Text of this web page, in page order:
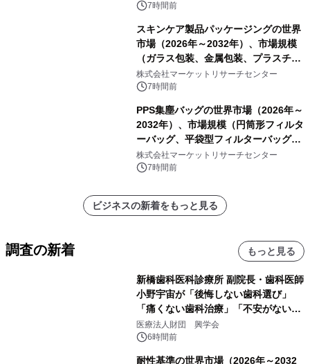
7時間前
スキンケア製品パッケージングの世界
市場（2026年～2032年）、市場規模
（ガラス包装、金属包装、プラスチッ
ク包装、その他）・分析レポートを発
表
株式会社マーケットリサーチセンター
7時間前
PPS集塵バッグの世界市場（2026年～
2032年）、市場規模（円筒形フィルタ
ーバッグ、平袋型フィルターバッグ、
プリーツフィルターバッグ、その
他）・分析レポートを発表
株式会社マーケットリサーチセンター
7時間前
ビジネスの新着をもっと見る
調査の新着 もっと見る
新橋歯科医科診療所 副院長・歯科医師
小野宇宙が「後悔しない歯科選び」
「痛くない歯科治療」「不安がない治
療計画」をテーマに専門監修
医療法人財団 興学会
6時間前
耐性基準の世界市場（2026年～2032